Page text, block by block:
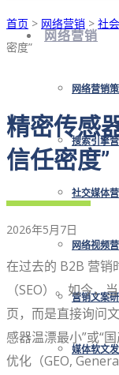
网络营销
网络营销
搜索引擎
社交媒体
网络视频
营销文案
媒体软文
首页 > 网络营销 > 社
密度”
精密传感
信任密度”
2026年5月7日
在过去的 B2B 营销
（SEO）。如今，
页，而是直接询问
感器温漂最小”或“
优化（GEO,